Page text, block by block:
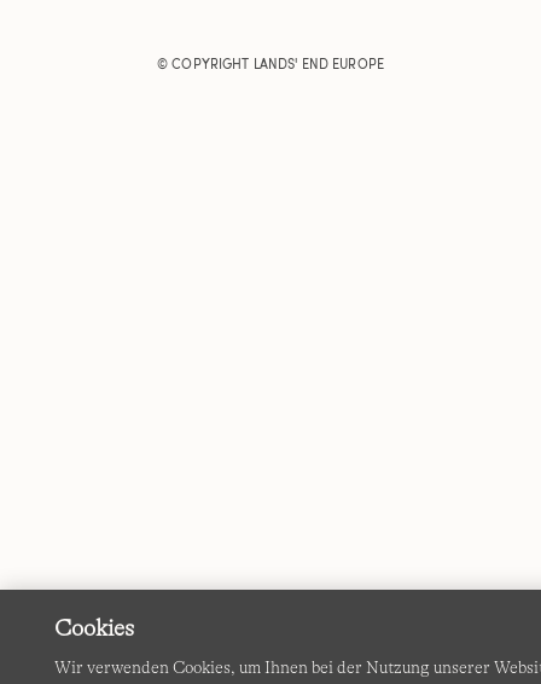
© COPYRIGHT LANDS' END EUROPE
Cookies
Wir verwenden Cookies, um Ihnen bei der Nutzung unserer